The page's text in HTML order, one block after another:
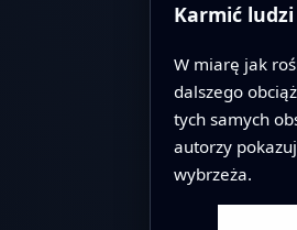
Karmić
W miarę jak
dalszego
tych samych
autorzy
wybrzeża.